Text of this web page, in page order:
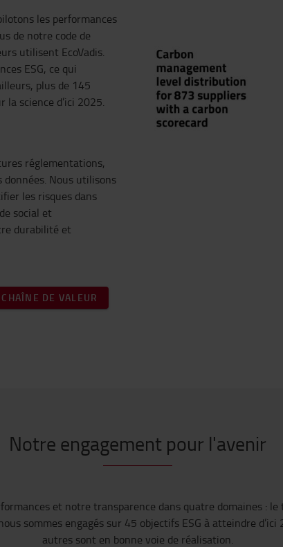
les performances
de notre code de
utilisent EcoVadis.
ESG, ce qui
plus de 145
la science d’ici 2025.
réglementations,
données. Nous utilisons
les risques dans
social et
durabilité et
DE VALEUR
Notre engagement pour l'avenir
et notre transparence dans quatre domaines :
sommes engagés sur 45 objectifs ESG à atteindre
autres sont en bonne voie de réalisation.